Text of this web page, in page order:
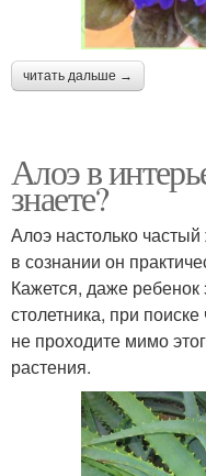
читать дальше →
Алоэ в
знаете?
Алоэ настолько
в сознании он
Кажется, даже ребенок
столетника, при
не проходите мимо
растения.